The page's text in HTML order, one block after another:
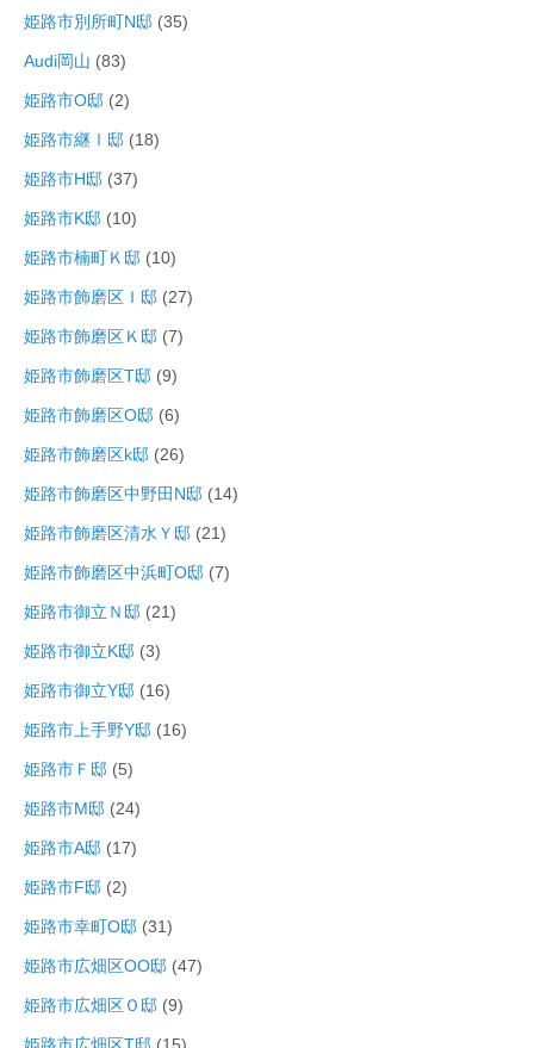
姫路市別所町N邸 (35)
Audi岡山 (83)
姫路市O邸 (2)
姫路市継Ⅰ邸 (18)
姫路市H邸 (37)
姫路市K邸 (10)
姫路市楠町Ｋ邸 (10)
姫路市飾磨区Ｉ邸 (27)
姫路市飾磨区Ｋ邸 (7)
姫路市飾磨区T邸 (9)
姫路市飾磨区O邸 (6)
姫路市飾磨区k邸 (26)
姫路市飾磨区中野田N邸 (14)
姫路市飾磨区清水Ｙ邸 (21)
姫路市飾磨区中浜町O邸 (7)
姫路市御立Ｎ邸 (21)
姫路市御立K邸 (3)
姫路市御立Y邸 (16)
姫路市上手野Y邸 (16)
姫路市Ｆ邸 (5)
姫路市M邸 (24)
姫路市A邸 (17)
姫路市F邸 (2)
姫路市幸町O邸 (31)
姫路市広畑区OO邸 (47)
姫路市広畑区Ｏ邸 (9)